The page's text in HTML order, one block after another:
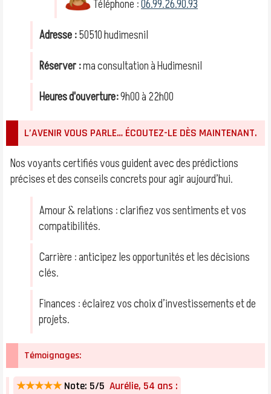
Téléphone :06.99.26.90.93
Adresse :50510 hudimesnil
Réserver :ma consultation à Hudimesnil
Heures d'ouverture:9h00 à 22h00
L’AVENIR VOUS PARLE… ÉCOUTEZ-LE DÈS MAINTENANT.
Nos voyants certifiés vous guident avec des prédictions
précises et des conseils concrets pour agir aujourd’hui.
Amour & relations : clarifiez vos sentiments et vos
compatibilités.
Carrière : anticipez les opportunités et les décisions
clés.
Finances : éclairez vos choix d’investissements et de
projets.
Témoignages:
★★★★★ Note: 5/5 Aurélie, 54 ans :